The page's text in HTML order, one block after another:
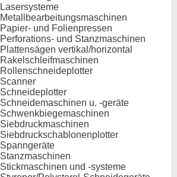
Lasersysteme
Metallbearbeitungsmaschinen
Papier- und Folienpressen
Perforations- und Stanzmaschinen
Plattensägen vertikal/horizontal
Rakelschleifmaschinen
Rollenschneideplotter
Scanner
Schneideplotter
Schneidemaschinen u. -geräte
Schwenkbiegemaschinen
Siebdruckmaschinen
Siebdruckschablonenplotter
Spanngeräte
Stanzmaschinen
Stickmaschinen und -systeme